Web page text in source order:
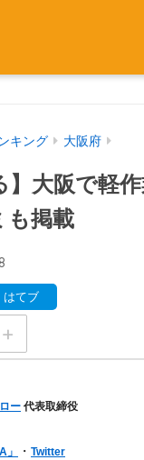
キング 大阪府
】大阪で軽
も掲載
はてブ
ー 代表取締役
」 ・ Twitter